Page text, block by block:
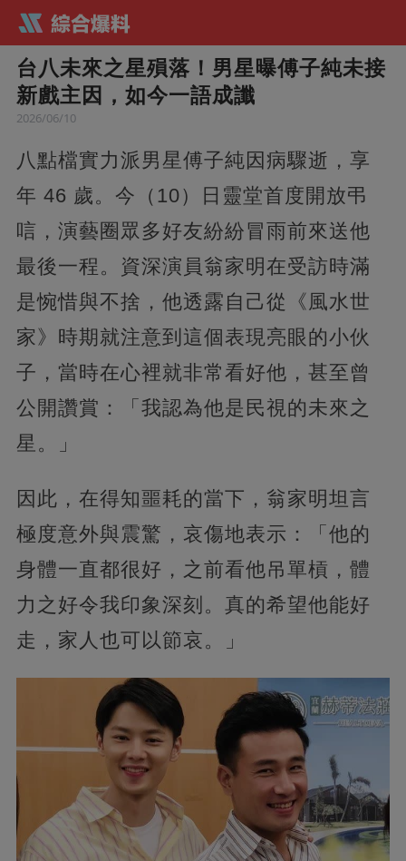
台八未來之星殞落！男星曝傅子純未接
新戲主因，如今一語成讖
2026/06/10
八點檔實力派男星傅子純因病驟逝，享
年 46 歲。今（10）日靈堂首度開放弔
唁，演藝圈眾多好友紛紛冒雨前來送他
最後一程。資深演員翁家明在受訪時滿
是惋惜與不捨，他透露自己從《風水世
家》時期就注意到這個表現亮眼的小伙
子，當時在心裡就非常看好他，甚至曾
公開讚賞：「我認為他是民視的未來之
星。」
因此，在得知噩耗的當下，翁家明坦言
極度意外與震驚，哀傷地表示：「他的
身體一直都很好，之前看他吊單槓，體
力之好令我印象深刻。真的希望他能好
走，家人也可以節哀。」